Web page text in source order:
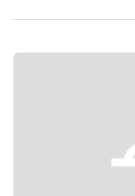
Previous slide